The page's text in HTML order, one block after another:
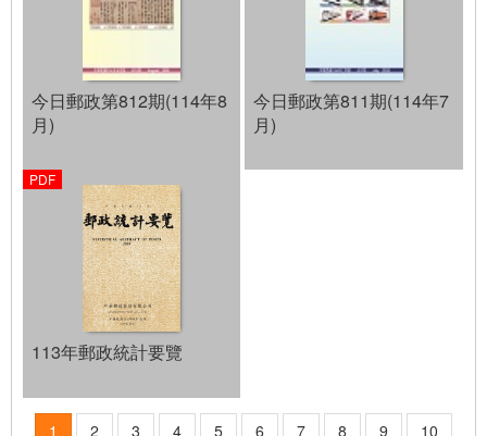
今日郵政第812期(114年8
月)
今日郵政第811期(114年7
月)
113年郵政統計要覽
1 2 3 4 5 6 7 8 9 10